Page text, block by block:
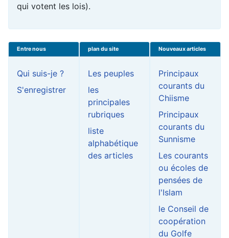
qui votent les lois).
Entre nous
Qui suis-je ?
S'enregistrer
plan du site
Les peuples
les
principales
rubriques
liste
alphabétique
des articles
Nouveaux articles
Principaux
courants du
Chiisme
Principaux
courants du
Sunnisme
Les courants
ou écoles de
pensées de
l'Islam
le Conseil de
coopération
du Golfe